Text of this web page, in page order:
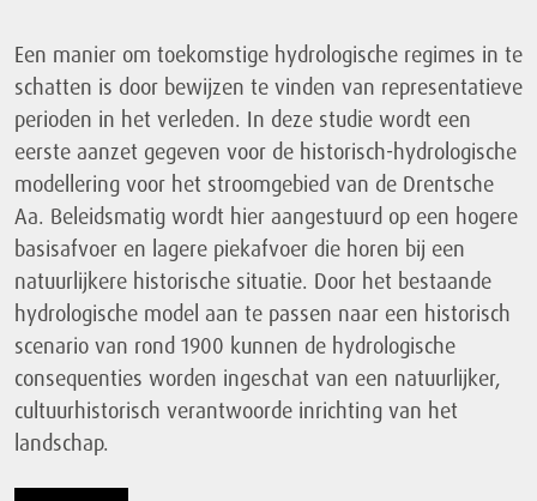
Een manier om toekomstige hydrologische regimes in te
schatten is door bewijzen te vinden van representatieve
perioden in het verleden. In deze studie wordt een
eerste aanzet gegeven voor de historisch-hydrologische
modellering voor het stroomgebied van de Drentsche
Aa. Beleidsmatig wordt hier aangestuurd op een hogere
basisafvoer en lagere piekafvoer die horen bij een
natuurlijkere historische situatie. Door het bestaande
hydrologische model aan te passen naar een historisch
scenario van rond 1900 kunnen de hydrologische
consequenties worden ingeschat van een natuurlijker,
cultuurhistorisch verantwoorde inrichting van het
landschap.